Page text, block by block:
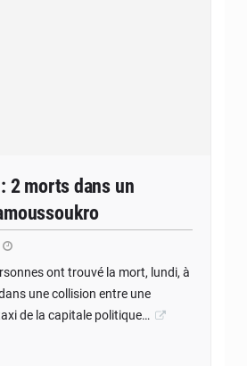
2 morts dans un
ont trouvé la mort, lundi, à
une collision entre une
de la capitale politique…